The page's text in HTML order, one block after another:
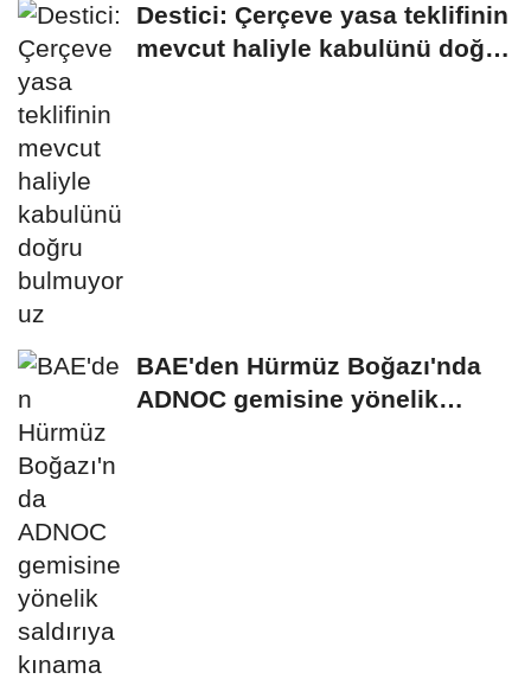
Destici: Çerçeve yasa teklifinin
mevcut haliyle kabulünü doğru
BAE'den Hürmüz Boğazı'nda
ADNOC gemisine yönelik